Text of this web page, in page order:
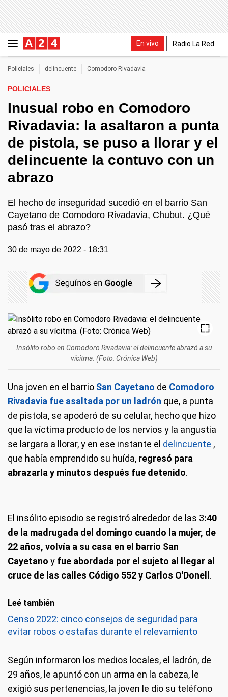
En vivo Radio La Red
Policiales delincuente Comodoro Rivadavia
POLICIALES
Inusual robo en Comodoro
Rivadavia: la asaltaron a punta
de pistola, se puso a llorar y el
delincuente la contuvo con un
abrazo
El hecho de inseguridad sucedió en el barrio San
Cayetano de Comodoro Rivadavia, Chubut. ¿Qué
pasó tras el abrazo?
30 de mayo de 2022 - 18:31
Insólito robo en Comodoro Rivadavia: el delincuente abrazó a su
vícitma. (Foto: Crónica Web)
Una joven en el barrio San Cayetano de Comodoro
Rivadavia fue asaltada por un ladrón que, a punta
de pistola, se apoderó de su celular, hecho que hizo
que la víctima producto de los nervios y la angustia
se largara a llorar, y en ese instante el delincuente ,
que había emprendido su huída, regresó para
abrazarla y minutos después fue detenido.
El insólito episodio se registró alrededor de las 3:40
de la madrugada del domingo cuando la mujer, de
22 años, volvía a su casa en el barrio San
Cayetano y fue abordada por el sujeto al llegar al
cruce de las calles Código 552 y Carlos O'Donell .
Leé también
Censo 2022: cinco consejos de seguridad para
evitar robos o estafas durante el relevamiento
Según informaron los medios locales, el ladrón, de
29 años, le apuntó con un arma en la cabeza, le
exigió sus pertenencias, la joven le dio su teléfono